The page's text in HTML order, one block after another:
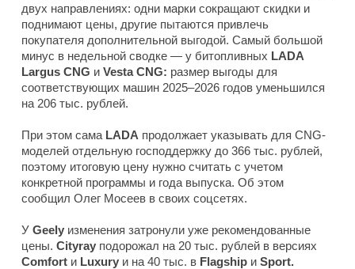
двух направлениях: одни марки сокращают скидки и
поднимают цены, другие пытаются привлечь
покупателя дополнительной выгодой. Самый большой
минус в недельной сводке — у битопливных LADA
Largus CNG и Vesta CNG: размер выгоды для
соответствующих машин 2025–2026 годов уменьшился
на 206 тыс. рублей.
При этом сама LADA продолжает указывать для CNG-
моделей отдельную господдержку до 366 тыс. рублей,
поэтому итоговую цену нужно считать с учетом
конкретной программы и года выпуска. Об этом
сообщил Олег Мосеев в своих соцсетях.
У Geely изменения затронули уже рекомендованные
цены. Cityray подорожал на 20 тыс. рублей в версиях
Comfort и Luxury и на 40 тыс. в Flagship и Sport.